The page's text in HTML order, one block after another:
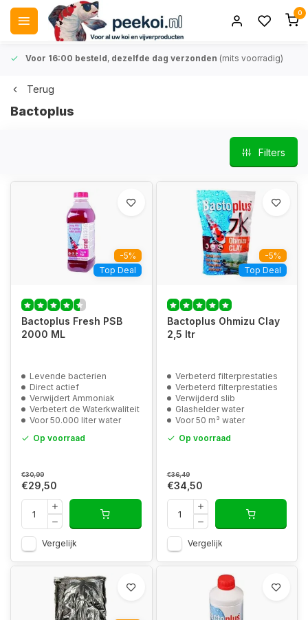
0
Voor 16:00 besteld, dezelfde dag verzonden (mits voorradig)
Terug
Bactoplus
Filters
-5%
Top Deal
Bactoplus Fresh PSB
2000 ML
Levende bacterien
Direct actief
Verwijdert Ammoniak
Verbetert de Waterkwaliteit
Voor 50.000 liter water
Op voorraad
€30,99
€29,50
Vergelijk
-5%
Top Deal
Bactoplus Ohmizu Clay
2,5 ltr
Verbeterd filterprestaties
Verbeterd filterprestaties
Verwijderd slib
Glashelder water
Voor 50 m³ water
Op voorraad
€36,49
€34,50
Vergelijk